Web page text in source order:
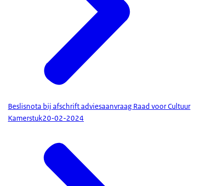
Beslisnota bij afschrift adviesaanvraag Raad voor Cultuur
Kamerstuk20-02-2024